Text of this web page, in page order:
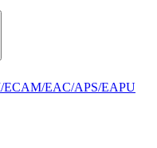
ECAM/EAC/APS/EAPU